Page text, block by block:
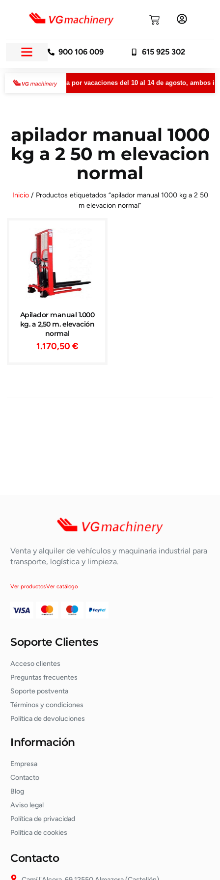
900 106 009 615 925 302
permanecerá cerrada por vacaciones del 10 al 14 de agosto, ambos
apilador manual 1000
kg a 2 50 m elevacion
normal
Inicio/ Productos etiquetados “apilador manual 1000 kg a 2 50
m elevacion normal”
Apilador manual 1.000
kg. a 2,50 m. elevación
normal
1.170,50 €
Venta y alquiler de vehículos y maquinaria industrial para
transporte, logística y limpieza.
Ver productosVer catálogo
Soporte Clientes
Acceso clientes
Preguntas frecuentes
Soporte postventa
Términos y condiciones
Política de devoluciones
Información
Empresa
Contacto
Blog
Aviso legal
Política de privacidad
Política de cookies
Contacto